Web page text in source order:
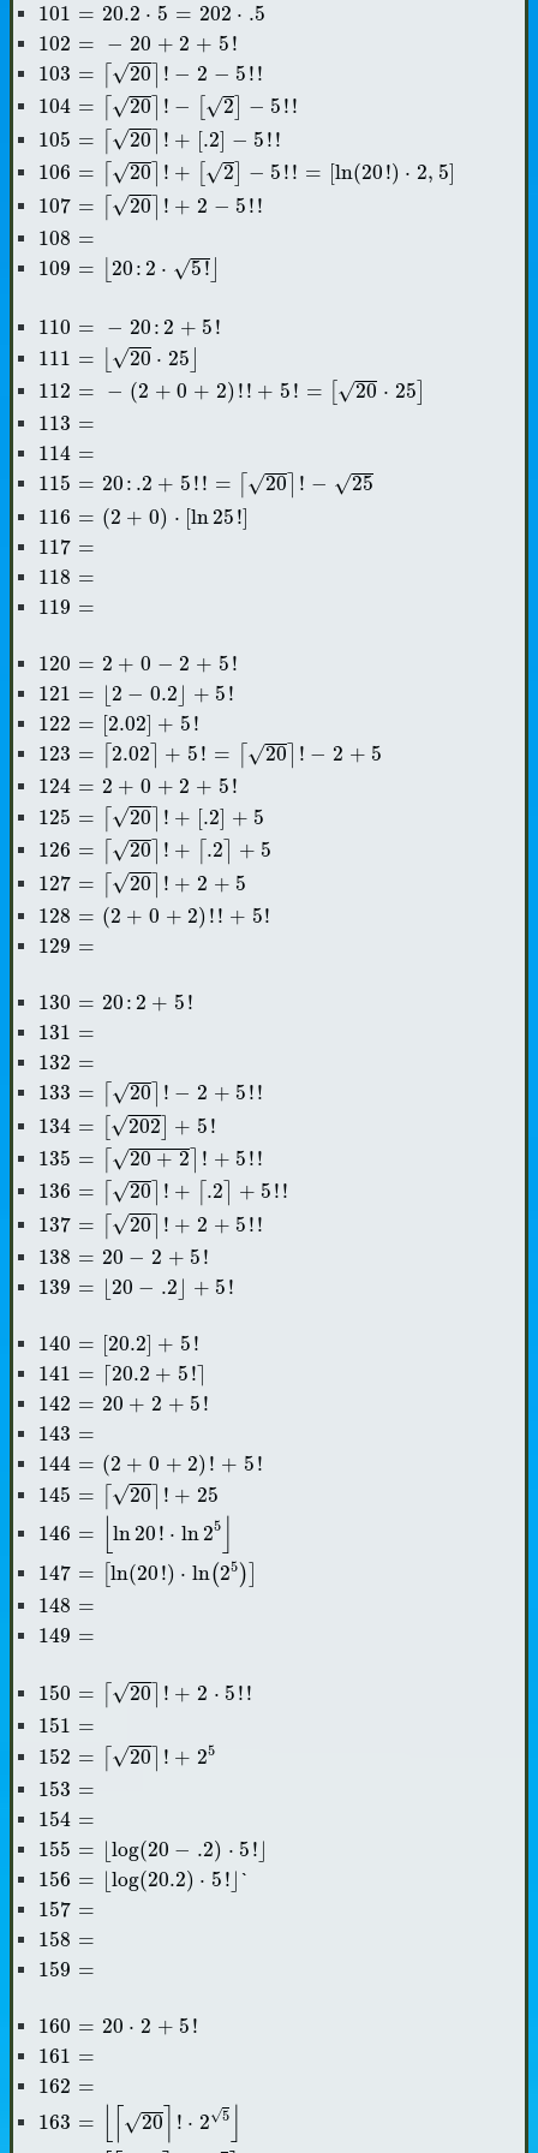
101 = 20.2 ⋅ 5 = 202 ⋅ .5
101 20.2 ⋅5 202 .5
102 = − 20 + 2 + 5!
102 2+ !
103 = √20 ! − 2 − 5!!
103 20 ⌉!-2- 5
104 = √20 ! − √2 − 5!!
104 20 ⌉!-[2 ]-
105 = √20 ! + [.2] − 5!!
105 20 ⌉!+[.2] !!
106 = √20 ! + √2 − 5!! = [ln(20!) ⋅ 2, 5]
106 20 ⌉!+[2 ] != ln( !) ⋅2
107 = √20 ! + 2 − 5!!
107 20 ⌉!+2- 5
108 =
108
109 = 20: 2 ⋅ √5!
109 20:2 5!
110 = − 20: 2 + 5!
110 =-20 2+5!
111 = √20 ⋅ 25
111 20 25⌋
112 = − (2 + 0 + 2)!! + 5! = √20 ⋅ 25
112 2 0+2 + 5 [20⋅ ]
113 =
113 =
114 =
114 =
115 = 20: .2 + 5!! = √20 ! − √25
115 20:.2 5 != ⌈20 25
116 = (2 + 0) ⋅ [ln25!]
116 2+0 )⋅ ln25!]
117 =
117
118 =
118
119 =
119
120 = 2 + 0 − 2 + 5!
120 +0 - +
121 = ⌊ 2 − 0.2 ⌋ + 5!
121 2-0.2 ⌋+ 5!
122 = [2.02] + 5!
122 2.02]+ !
123 = 2.02 + 5! = √20 ! − 2 + 5
123 2.02⌉+5 != ⌈20 2 5
124 = 2 + 0 + 2 + 5!
124 =2 +0 + 2+ 5!
125 = √20 ! + [.2] + 5
125 20 ⌉!+[.2]
126 = √20 ! + .2 + 5
126 20 ⌉!+⌈.2 5
127 = √20 ! + 2 + 5
127 20 ⌉!+2+5
128 = (2 + 0 + 2)!! + 5!
128 2+0 + 2)! + 5!
129 =
129
130 = 20: 2 + 5!
130 20:2 +5
131 =
131
132 =
132
133 = √20 ! − 2 + 5!!
133 20 ⌉!-2+ 5
134 = √202 + 5!
134 202]+5!
135 = √20 + 2 ! + 5!!
135 20 +2⌉!+5!!
136 = √20 ! + .2 + 5!!
136 20 ⌉!+⌈.2 5 !!
137 = √20 ! + 2 + 5!!
137 20 ⌉!+2+5
138 = 20 − 2 + 5!
138 20-2 !
139 = ⌊ 20 − .2 ⌋ + 5!
139 20-.2 5!
140 = [20.2] + 5!
140 20.2 ]+ !
141 = ⌈20.2 + 5!⌉
141 20.2 +5 !⌉
142 = 20 + 2 + 5!
142 =20+2 + 5!
143 =
143 =
144 = (2 + 0 + 2)! + 5!
144 2+0 + 2)! +5 !
145 = √20 ! + 25
145 20 ⌉!+25
146 = ln 20! ⋅ ln25
ln ln
147 = ln(20!) ⋅ ln(25 )
147 ln( 20! )⋅ ln 25 )]
148 =
148
149 =
149
150 = √20 ! + 2 ⋅ 5!!
150 20 ⌉!+2⋅ 5
151 =
151
152 = √20 ! + 25
152 20 ⌉!+25
153 =
153
154 =
154
155 = ⌊log(20 − .2) ⋅ 5! ⌋
155 log 20-.2 !⌋
156 = ⌊log(20.2) ⋅ 5! ⌋
156 log 20.2 )⋅5 `
157 =
157 =
158 =
158 =
159 =
159 =
160 = 20 ⋅ 2 + 5!
160 =20⋅2 5
161 =
161 =
162 =
162 =
163 = √20⌉ ! ⋅ 2√5
20 5